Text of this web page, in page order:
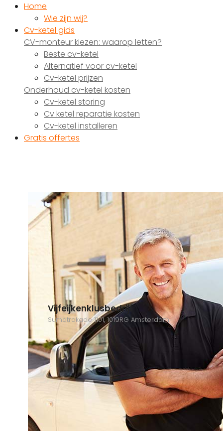
Home
Wie zijn wij?
Cv-ketel gids
CV-monteur kiezen: waarop letten?
Beste cv-ketel
Alternatief voor cv-ketel
Cv-ketel prijzen
Onderhoud cv-ketel kosten
Cv-ketel storing
Cv ketel reparatie kosten
Cv-ketel installeren
Gratis offertes
Vijfeijkenklusbedrijf
Sumatrakade 1101, 1019RG Amsterdam